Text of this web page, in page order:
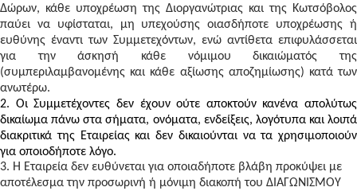
Δώρων, κάθε υποχρέωση της Διοργανώτριας και της Κωτσόβολος
παύει να υφίσταται, μη υπεχούσης οιασδήποτε υποχρέωσης ή
ευθύνης έναντι των Συμμετεχόντων, ενώ αντίθετα επιφυλάσσεται
για την άσκησή κάθε νόμιμου δικαιώματός της
(συμπεριλαμβανομένης και κάθε αξίωσης αποζημίωσης) κατά των
ανωτέρω.
2. Οι Συμμετέχοντες δεν έχουν ούτε αποκτούν κανένα απολύτως
δικαίωμα πάνω στα σήματα, ονόματα, ενδείξεις, λογότυπα και λοιπά
διακριτικά της Εταιρείας και δεν δικαιούνται να τα χρησιμοποιούν
για οποιοδήποτε λόγο.
3. Η Εταιρεία δεν ευθύνεται για οποιαδήποτε βλάβη προκύψει με
αποτέλεσμα την προσωρινή ή μόνιμη διακοπή του ΔΙΑΓΩΝΙΣΜΟΥ